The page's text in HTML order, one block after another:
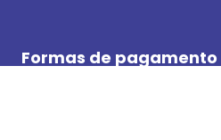
Formas de pagamento